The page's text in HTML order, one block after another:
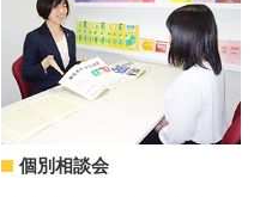
個別相談会